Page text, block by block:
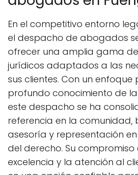
En el competitivo entorno
el despacho de abogados
ofrecer una amplia gama de
jurídicos adaptados a las
sus clientes. Con un enfoque
profundo conocimiento de
este despacho se ha
referencia en la comunidad,
asesoría y representación
del derecho. Su compromiso
excelencia y la atención al